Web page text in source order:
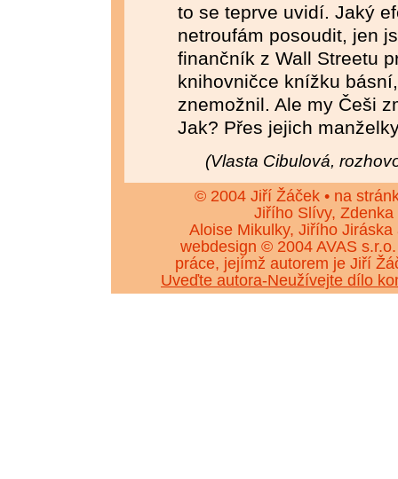
to se teprve uvidí. Jaký
netroufám posoudit, jen
finančník z Wall Streetu
knihovničce knížku
znemožnil. Ale my Češi
Jak? Přes jejich
(Vlasta Cibulová,
© 2004 Jiří Žáček • na
Jiřího Slívy,
Aloise Mikulky, Jiřího
webdesign © 2004 AVAS
práce, jejímž autorem je Jiří
Uveďte autora-Neužívejte dílo